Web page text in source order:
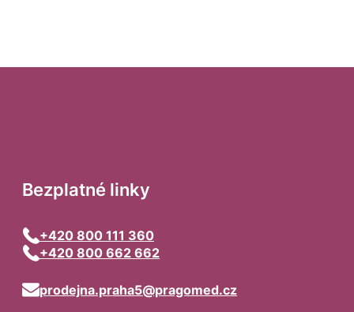
Bezplatné linky
+420 800 111 360
+420 800 662 662
prodejna.praha5@pragomed.cz